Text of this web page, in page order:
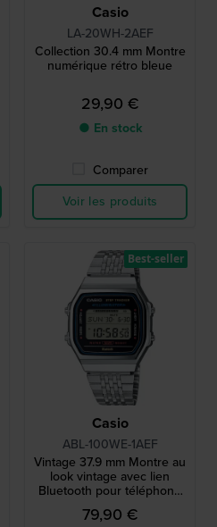
Casio
LA-20WH-2AEF
Collection 30.4 mm Montre
numérique rétro bleue
29,90 €
● En stock
Comparer
Voir les produits
Casio
ABL-100WE-1AEF
Vintage 37.9 mm Montre au
look vintage avec lien
Bluetooth pour téléphone
intelligent
79,90 €
Best-seller